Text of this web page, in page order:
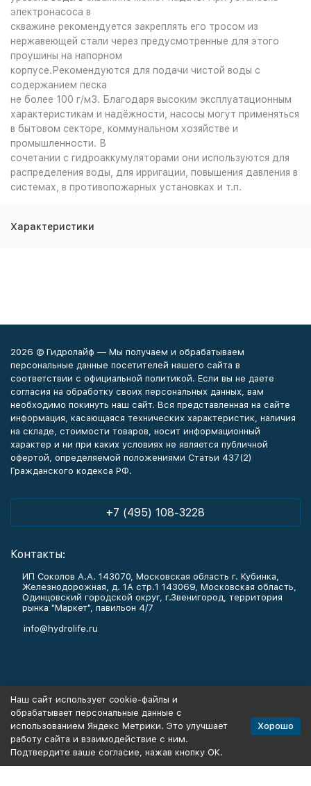
электронасоса в
скважине рекомендуется закреплять его тросом из
нержавеющей стали через предусмотренные для этого
проушины на напорном
корпусе.Рекомендуются для подачи чистой воды с
содержанием песка
не более 100 г/м3. Благодаря высоким эксплуатационным
характеристикам и надёжности, насосы могут применяться
в бытовом секторе, коммунальном хозяйстве и
промышленности. В
сочетании с гидроаккумуляторами они используются для
распределения воды, для ирригации, повышения давления в
системах, в противопожарных установках и т.п.
Характеристики
2026 © Гидролайф — Мы получаем и обрабатываем
персональные данные посетителей нашего сайта в
соответствии с официальной политикой. Если вы не даете
согласия на обработку своих персональных данных, вам
необходимо покинуть наш сайт. Вся представленная на сайте
информация, касающаяся технических характеристик, наличия
на складе, стоимости товаров, носит информационный
характер и ни при каких условиях не является публичной
офертой, определяемой положениями Статьи 437(2)
Гражданского кодекса РФ.
+7 (495) 108-3228
Контакты:
ИП Соколов А.А. 143070, Московская область г. Кубинка,
Железнодорожная, д. 1А стр.1 143069, Московская область,
Одинцовский городской округ, г.Звенигород, территория
рынка "Маркет", павильон 4/7
info@hydrolife.ru
Информация
Политика персональных данных
Наш сайт использует cookie-файлы и
обрабатывает персональные данные с
использованием Яндекс Метрики. Это улучшает
работу сайта и взаимодействие с ним.
Подтвердите ваше согласие, нажав кнопку ОК.
Хорошо